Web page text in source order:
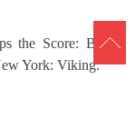
the Score: Brain,
York: Viking.